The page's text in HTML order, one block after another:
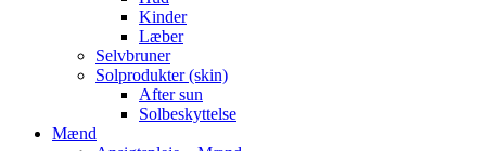
Kinder
Læber
Selvbruner
Solprodukter (skin)
After sun
Solbeskyttelse
Mænd